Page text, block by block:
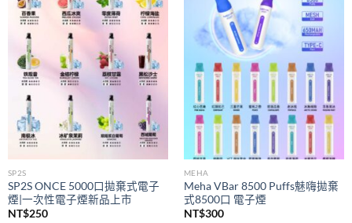
Add to
wishlist
SP2S
SP2S ONCE 5000口拋棄式電子
煙|一次性電子煙新品上市
NT$250
Add to
wishlist
MEHA
Meha VBar 8500 Puffs魅嗨拋棄
式8500口 電子煙
NT$300